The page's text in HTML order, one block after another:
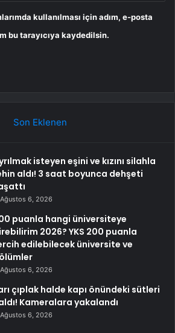
kullanılması için adım, e-posta
bu tarayıcıya kaydedilsin.
Son Eklenen
isteyen eşini ve kızını silahla
aldı! 3 saat boyunca dehşeti
Ağustos 6, 2026
puanla hangi üniversiteye
2026? YKS 200 puanla
edilebilecek üniversite ve
Ağustos 6, 2026
çıplak halde kapı önündeki sütleri
Kameralara yakalandı
Ağustos 6, 2026